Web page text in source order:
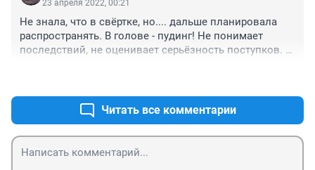
23 апреля 2022, 00:21
Не знала, что в свёртке, но.... дальше планировала
распространять. В голове - пудинг! Не понимает
последствий, не оценивает серьёзность поступков.
Читать все комментарии